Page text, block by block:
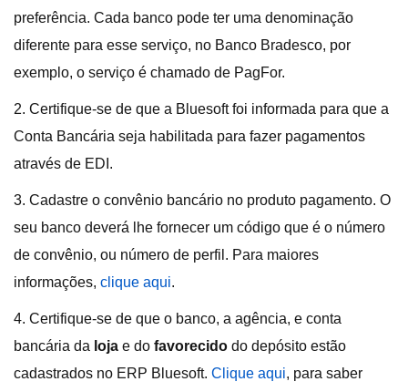
preferência. Cada banco pode ter uma denominação
diferente para esse serviço, no Banco Bradesco, por
exemplo, o serviço é chamado de PagFor.
2. Certifique-se de que a Bluesoft foi informada para que a
Conta Bancária seja habilitada para fazer pagamentos
através de EDI.
3. Cadastre o convênio bancário no produto pagamento. O
seu banco deverá lhe fornecer um código que é o número
de convênio, ou número de perfil. Para maiores
informações, clique aqui.
4. Certifique-se de que o banco, a agência, e conta
bancária da loja e do favorecido do depósito estão
cadastrados no ERP Bluesoft. Clique aqui, para saber